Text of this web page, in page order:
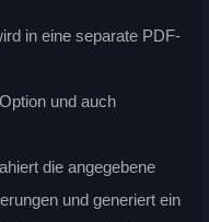
in eine separate PDF-
und auch
die angegebene
und generiert ein